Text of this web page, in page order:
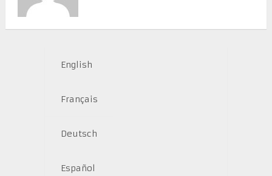
English
Français
Deutsch
Español